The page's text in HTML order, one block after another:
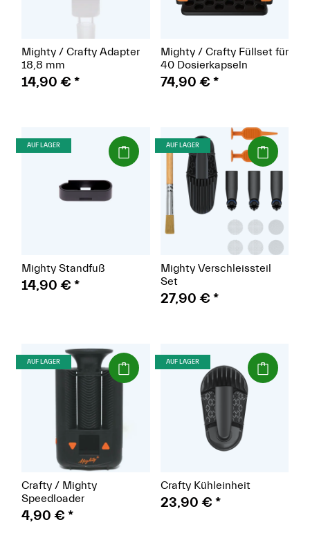
Mighty / Crafty Adapter
18,8 mm
14,90 € *
Mighty / Crafty Füllset für
40 Dosierkapseln
74,90 € *
AUF LAGER (Paket)
Mighty Standfuß
14,90 € *
AUF LAGER (Paket)
Mighty Verschleissteil
Set
27,90 € *
AUF LAGER (Paket)
Crafty / Mighty
Speedloader
4,90 € *
AUF LAGER (Paket)
Crafty Kühleinheit
23,90 € *